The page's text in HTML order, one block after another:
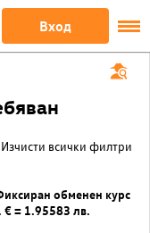
Вход
Изчисти всички филтри
обменен курс
€ = 1.95583 лв.